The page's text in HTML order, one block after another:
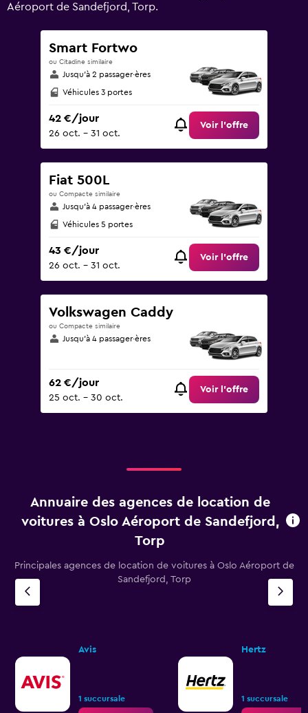
Aéroport de Sandefjord, Torp.
Smart Fortwo
ou Citadine similaire
Jusqu’à 2 passager·ères
Véhicules 3 portes
42 €/jour
26 oct. - 31 oct.
Voir l’offre
Fiat 500L
ou Compacte similaire
Jusqu’à 4 passager·ères
Véhicules 5 portes
43 €/jour
26 oct. - 31 oct.
Voir l’offre
Volkswagen Caddy
ou Compacte similaire
Jusqu’à 4 passager·ères
62 €/jour
25 oct. - 30 oct.
Voir l’offre
Annuaire des agences de location de
voitures à Oslo Aéroport de Sandefjord,
Torp
Principales agences de location de voitures à Oslo Aéroport de
Sandefjord, Torp
Avis
1 succursale
Hertz
1 succursale